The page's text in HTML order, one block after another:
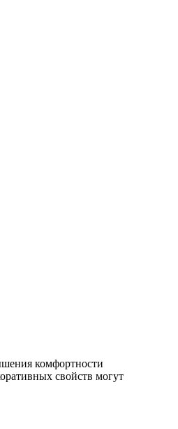
комфортности
свойств могут